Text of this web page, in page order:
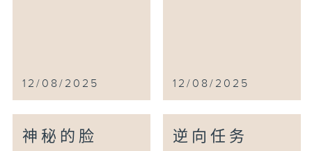
12/08/2025 12/08/2025
神秘的脸 逆向任务